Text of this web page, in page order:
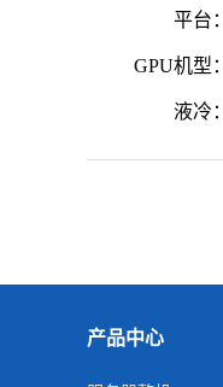
平台：
GPU机型：
液冷：
产品中心